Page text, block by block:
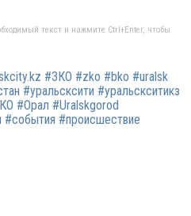
текст и нажмите Ctrl+Enter, чтобы
#ЗКО #zko #bko #uralsk
#уральсксити #уральскситикз
#Орал #Uralskgorod
#события #происшествие